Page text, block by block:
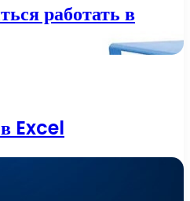
работать в
Excel